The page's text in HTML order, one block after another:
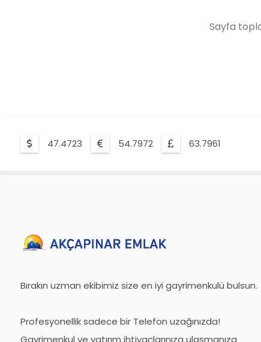
Sayfa
47.4723 54.7972 63.7961
Bırakın uzman ekibimiz size en iyi gayrimenkulü bulsun.
Profesyonellik sadece bir Telefon uzağınızda!
Gayrimenkul ve yatırım ihtiyaçlarınıza ulaşmanıza